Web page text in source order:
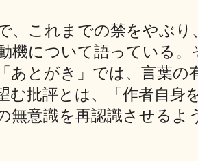
、これまでの禁をやぶり
機について語っている。
あとがき」では、言葉の
む批評とは、「作者自身
無意識を再認識させるよ